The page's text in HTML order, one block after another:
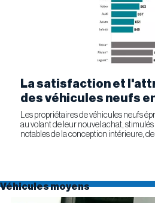
La satisfaction et
des véhicules neufs
Les propriétaires de véhicules neufs
au volant de leur nouvel achat,
notables de la conception intérieure,
Véhicules moyens